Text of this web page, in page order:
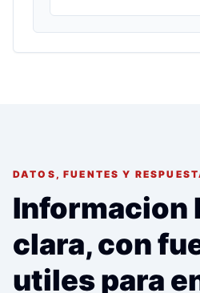
DATOS, FUENTES Y
Informacion
clara, con
utiles para